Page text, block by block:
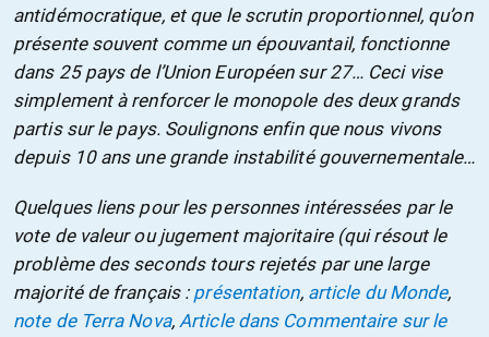
antidémocratique, et que le scrutin proportionnel, qu’on
présente souvent comme un épouvantail, fonctionne
dans 25 pays de l’Union Européen sur 27… Ceci vise
simplement à renforcer le monopole des deux grands
partis sur le pays. Soulignons enfin que nous vivons
depuis 10 ans une grande instabilité gouvernementale…
Quelques liens pour les personnes intéressées par le
vote de valeur ou jugement majoritaire (qui résout le
problème des seconds tours rejetés par une large
majorité de français : présentation, article du Monde,
note de Terra Nova,Article dans Commentaire sur le